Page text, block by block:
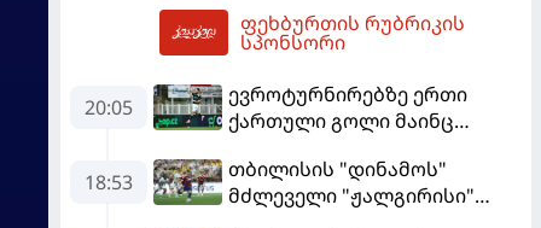
მომგებიანად გააგრძელა
ფეხბურთის რუბრიკის
სპონსორი
20:05
ევროტურნირებზე ერთი
ქართული გოლი მაინც
18:53
თბილისის "დინამოს"
მძლეველი "ჟალგირისი"